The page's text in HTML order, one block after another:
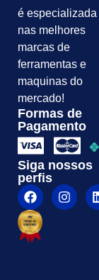
é especializada
nas melhores
marcas de
ferramentas e
maquinas do
mercado!
Formas de
Pagamento
Siga nossos
perfis